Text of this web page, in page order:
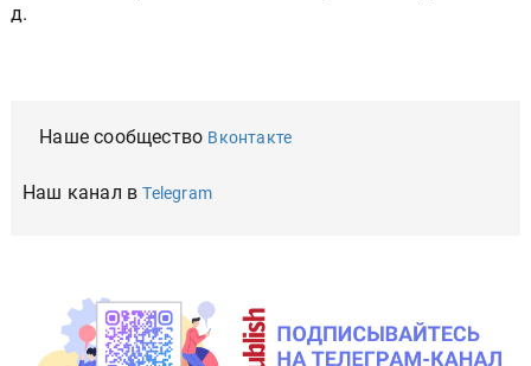
д.
Наше сообщество Вконтакте
Наш канал вTelegram